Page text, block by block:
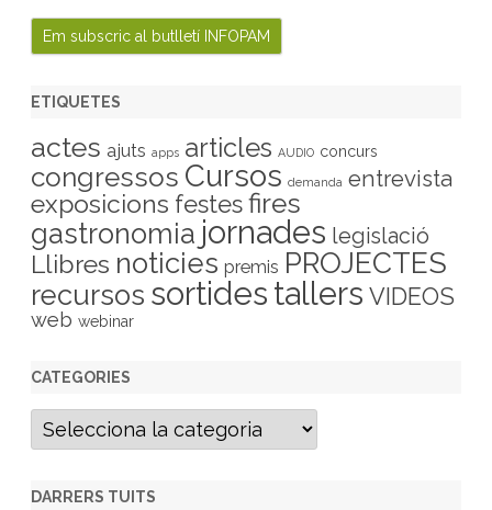
ETIQUETES
actes ajuts apps articles AUDIO concurs
congressos Cursos demanda entrevista
exposicions festesfires
gastronomia jornades legislació
Llibres noticies premis PROJECTES
recursos sortides tallers VIDEOS
web webinar
CATEGORIES
C
t
g
DARRERS TUITS